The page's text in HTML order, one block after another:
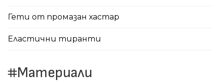
Гети от промазан хастар
Еластични тиранти
Материали